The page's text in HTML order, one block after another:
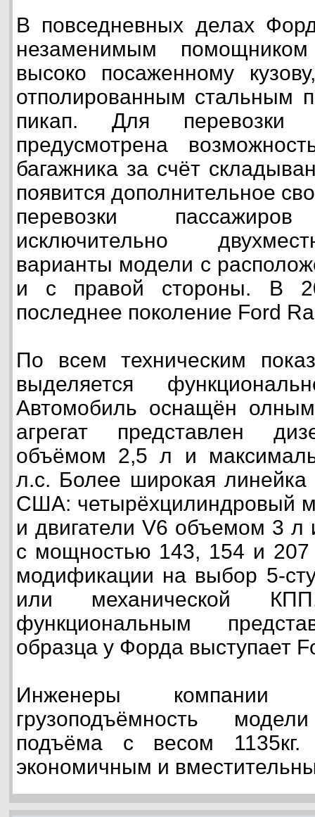
В повседневных делах
незаменимым
высоко посаженному
отполированным стальным
пикап. Для перевозки
предусмотрена
багажника за счёт
появится дополнительное
перевозки
исключительно
варианты модели с
и с правой стороны. В
последнее поколение Ford
По всем техническим
выделяется
Автомобиль оснащён
агрегат представлен
объёмом 2,5 л и
л.с. Более широкая линейка
США: четырёхцилиндровый
и двигатели V6 объемом 3 л
с мощностью 143, 154 и
модификации на выбор 5-
или механической
функциональным
образца у Форда выступает
Инженеры компании
грузоподъёмность
подъёма с весом 1135кг.
экономичным и